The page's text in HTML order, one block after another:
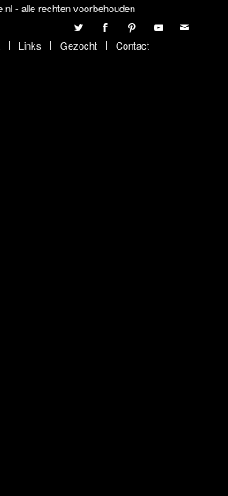
- alle rechten voorbehouden
Links Gezocht Contact